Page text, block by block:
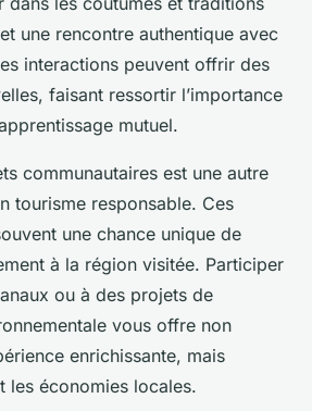
une rencontre authentique avec
interactions peuvent offrir des
faisant ressortir l’importance
mutuel.
communautaires est une autre
tourisme responsable. Ces
une chance unique de
à la région visitée. Participer
ou à des projets de
vous offre non
enrichissante, mais
les économies locales.